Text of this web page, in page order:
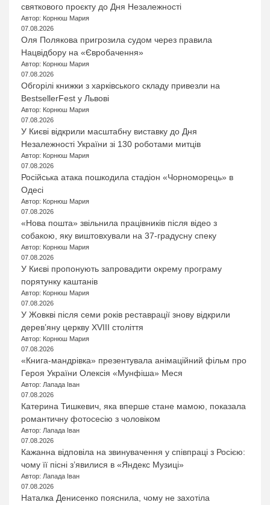
святкового проєкту до Дня Незалежності
Автор: Корнюш Мария
07.08.2026
Оля Полякова пригрозила судом через правила
Нацвідбору на «Євробачення»
Автор: Корнюш Мария
07.08.2026
Обгорілі книжки з харківського складу привезли на
BestsellerFest у Львові
Автор: Корнюш Мария
07.08.2026
У Києві відкрили масштабну виставку до Дня
Незалежності України зі 130 роботами митців
Автор: Корнюш Мария
07.08.2026
Російська атака пошкодила стадіон «Чорноморець» в
Одесі
Автор: Корнюш Мария
07.08.2026
«Нова пошта» звільнила працівників після відео з
собакою, яку виштовхували на 37-градусну спеку
Автор: Корнюш Мария
07.08.2026
У Києві пропонують запровадити окрему програму
порятунку каштанів
Автор: Корнюш Мария
07.08.2026
У Жовкві після семи років реставрації знову відкрили
дерев’яну церкву XVIII століття
Автор: Корнюш Мария
07.08.2026
«Книга-мандрівка» презентувала анімаційний фільм про
Героя України Олексія «Мунфіша» Меся
Автор: Лапада Іван
07.08.2026
Катерина Тишкевич, яка вперше стане мамою, показала
романтичну фотосесію з чоловіком
Автор: Лапада Іван
07.08.2026
Кажанна відповіла на звинувачення у співпраці з Росією:
чому її пісні з’явилися в «Яндекс Музиці»
Автор: Лапада Іван
07.08.2026
Наталка Денисенко пояснила, чому не захотіла